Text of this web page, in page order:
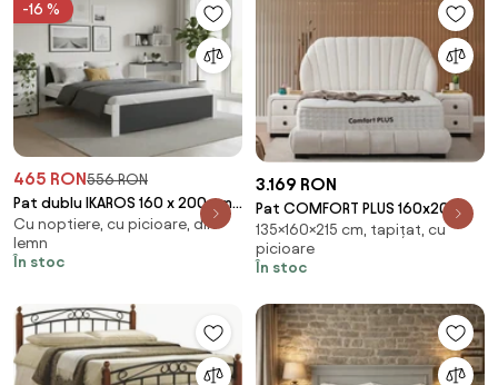
-16 %
465 RON556 RON
Pat dublu IKAROS 160 x 200 cm,
antracit/alb Saltele: Fara
saltea, Somiera pat: Fara
somiera
Cu noptiere, cu picioare, din
lemn
În stoc
3.169 RON
Pat COMFORT PLUS 160x200,
stofa crem - Troya 01, cu
somiera si spatiu
135×160×215 cm, tapițat, cu
picioare
În stoc